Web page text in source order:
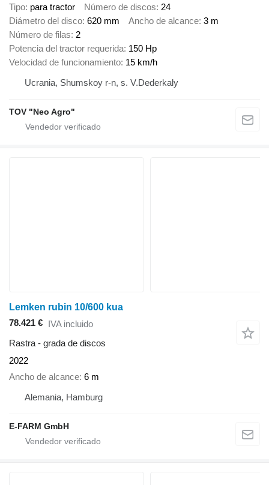
Tipo para tractor Número de discos 24
Diámetro del disco 620 mm Ancho de alcance 3 m
Número de filas 2
Potencia del tractor requerida 150 Hp
Velocidad de funcionamiento 15 km/h
Ucrania, Shumskoy r-n, s. V.Dederkaly
TOV "Neo Agro"
Lemken rubin 10/600 kua
78.421 € IVA incluido
Rastra - grada de discos
2022
Ancho de alcance 6 m
Alemania, Hamburg
E-FARM GmbH